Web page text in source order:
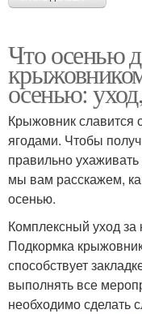
Что осенью
осенью:
Крыжовник славится
ягодами. Чтобы
правильно
мы вам расскажем,
осенью.
Комплексный уход
Подкормка
способствует
выполнять все
необходимо сделать